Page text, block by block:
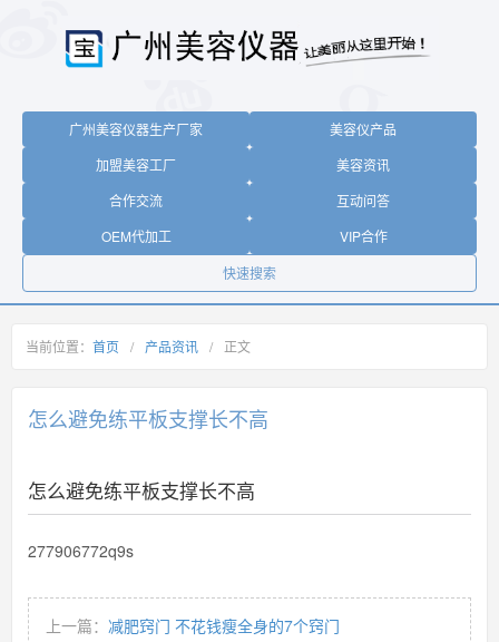
广州美容仪器生产厂家
美容仪产品
加盟美容工厂
美容资讯
合作交流
互动问答
OEM代加工
VIP合作
快速搜索
当前位置： 首页 / 产品资讯 / 正文
怎么避免练平板支撑长不高
怎么避免练平板支撑长不高
277906772q9s
上一篇： 减肥窍门 不花钱瘦全身的7个窍门